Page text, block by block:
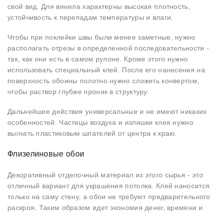
свой вид. Для винила характерны высокая плотность,
устойчивость к перепадам температуры и влаги.
Чтобы при поклейки швы были менее заметные, нужно
располагать отрезы в определенной последовательности -
так, как они есть в самом рулоне. Кроме этого нужно
использовать специальный клей. После его нанесения на
поверхность обоины полотно нужно сложить конвертом,
чтобы раствор глубже проник в структуру.
Дальнейшие действия универсальные и не имеют никаких
особенностей. Частицы воздуха и излишки клея нужно
выгнать пластиковым шпателей от центра к краю.
Флизелиновые обои
Декоративный отделочный материал из этого сырья - это
отличный вариант для украшения потолка. Клей наносится
только на саму стену, а обои не требуют предварительного
раскроя. Таким образом идет экономия денег, времени и